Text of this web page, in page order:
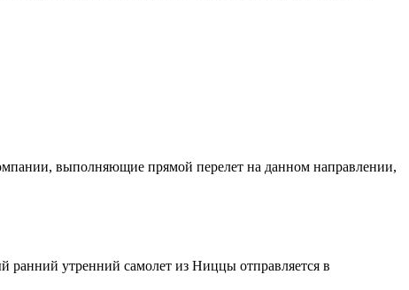
выполняющие прямой перелет на данном направлении,
ранний утренний самолет из Ниццы отправляется в